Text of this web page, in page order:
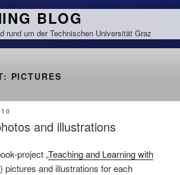
BLOG
rund um der Technischen Universität Graz
PICTURES
and illustrations
project „Teaching and Learning with
pictures and illustrations for each